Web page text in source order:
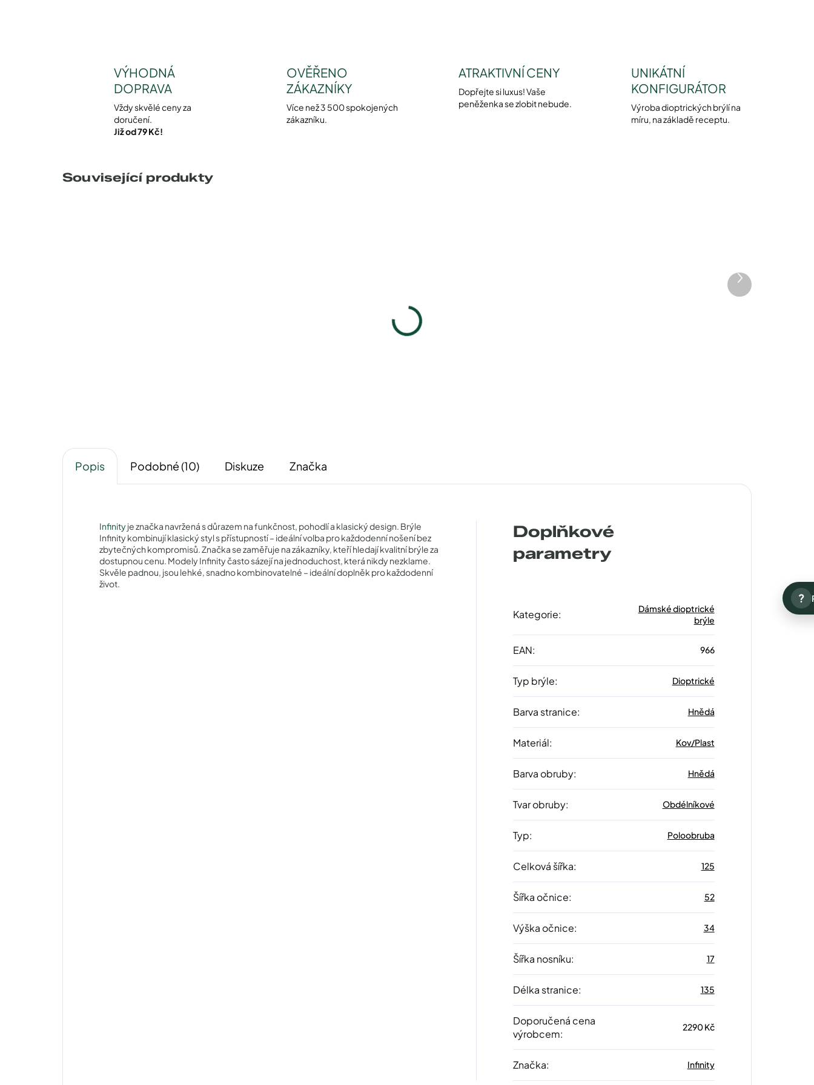
VÝHODNÁ
DOPRAVA
Vždy skvělé ceny za
doručení.
Již od 79 Kč!
OVĚŘENO
ZÁKAZNÍKY
Více než 3 500 spokojených
zákazníku.
ATRAKTIVNÍ CENY
Dopřejte si luxus! Vaše
peněženka se zlobit nebude.
UNIKÁTNÍ
KONFIGURÁTOR
Výroba dioptrických brýlí na
míru, na základě receptu.
Související produkty
Další
produkt
Popis Podobné (10) Diskuze Značka
Infinityje značka navržená s důrazem na funkčnost, pohodlí a klasický design. Brýle
Infinity kombinují klasický styl s přístupností – ideální volba pro každodenní nošení bez
zbytečných kompromisů. Značka se zaměřuje na zákazníky, kteří hledají kvalitní brýle za
dostupnou cenu. Modely Infinity často sázejí na jednoduchost, která nikdy nezklame.
Skvěle padnou, jsou lehké, snadno kombinovatelné – ideální doplněk pro každodenní
život.
Doplňkové
parametry
Kategorie:
Dámské dioptrické
brýle
EAN: 966
Typ brýle: Dioptrické
Barva stranice: Hnědá
Materiál: Kov/Plast
Barva obruby: Hnědá
Tvar obruby: Obdélníkové
Typ: Poloobruba
Celková šířka: 125
Šířka očnice: 52
Výška očnice: 34
Šířka nosníku: 17
Délka stranice: 135
Doporučená cena
výrobcem:
2290 Kč
Značka: Infinity
?